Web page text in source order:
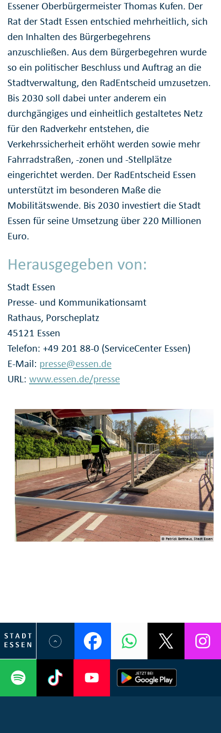
Essener Oberbürgermeister Thomas Kufen. Der
Rat der Stadt Essen entschied mehrheitlich, sich
den Inhalten des Bürgerbegehrens
anzuschließen. Aus dem Bürgerbegehren wurde
so ein politischer Beschluss und Auftrag an die
Stadtverwaltung, den RadEntscheid umzusetzen.
Bis 2030 soll dabei unter anderem ein
durchgängiges und einheitlich gestaltetes Netz
für den Radverkehr entstehen, die
Verkehrssicherheit erhöht werden sowie mehr
Fahrradstraßen, -zonen und -Stellplätze
eingerichtet werden. Der RadEntscheid Essen
unterstützt im besonderen Maße die
Mobilitätswende. Bis 2030 investiert die Stadt
Essen für seine Umsetzung über 220 Millionen
Euro.
Herausgegeben von:
Stadt Essen
Presse- und Kommunikationsamt
Rathaus, Porscheplatz
45121 Essen
Telefon: +49 201 88-0 (ServiceCenter Essen)
E-Mail: presse@essen.de
URL: www.essen.de/presse
© Patrick Betthaus, Stadt Essen